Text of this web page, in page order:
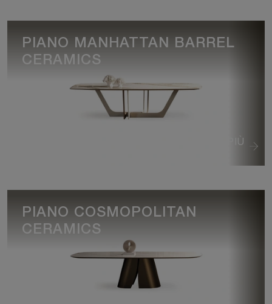
VEDI DI PIÙ
PIANO MANHATTAN BARREL
CERAMICS
PIANO COSMOPOLITAN
CERAMICS